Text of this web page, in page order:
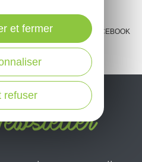
MESSENGER FACEBOOK
refuser
et fermer